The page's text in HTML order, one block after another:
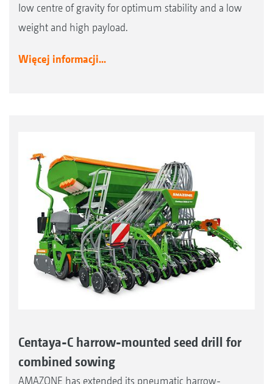
low centre of gravity for optimum stability and a low
weight and high payload.
Więcej informacji...
Centaya-C harrow-mounted seed drill for
combined sowing
AMAZONE has extended its pneumatic harrow-